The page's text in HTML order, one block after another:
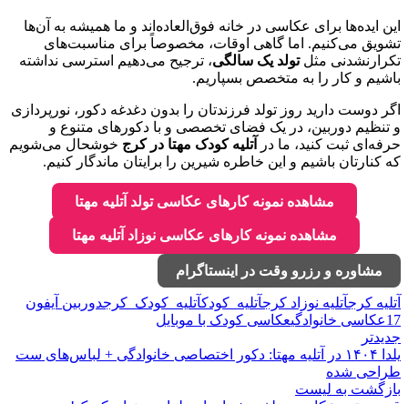
این ایده‌ها برای عکاسی در خانه فوق‌العاده‌اند و ما همیشه به آن‌ها
تشویق می‌کنیم. اما گاهی اوقات، مخصوصاً برای مناسبت‌های
تکرارنشدنی مثلتولد یک سالگی، ترجیح می‌دهیم استرسی نداشته
باشیم و کار را به متخصص بسپاریم.
اگر دوست دارید روز تولد فرزندتان را بدون دغدغه دکور، نورپردازی
و تنظیم دوربین، در یک فضای تخصصی و با دکورهای متنوع و
حرفه‌ای ثبت کنید، ما در
آتلیه کودک مهتا در کرج خوشحال می‌شویم
که کنارتان باشیم و این خاطره شیرین را برایتان ماندگار کنیم.
مشاهده نمونه کارهای عکاسی تولد آتلیه مهتا
مشاهده نمونه کارهای عکاسی نوزاد آتلیه مهتا
مشاوره و رزرو وقت در اینستاگرام
آتلیه کرجآتلیه نوزاد کرجآتلیه_کودکآتلیه_کودک_کرجدوربین آیفون
17عکاسی خانوادگیعکاسی کودک با موبایل
جدیدتر
یلدا ۱۴۰۴ در آتلیه مهتا: دکور اختصاصی خانوادگی + لباس‌های ست
طراحی شده
بازگشت به لیست